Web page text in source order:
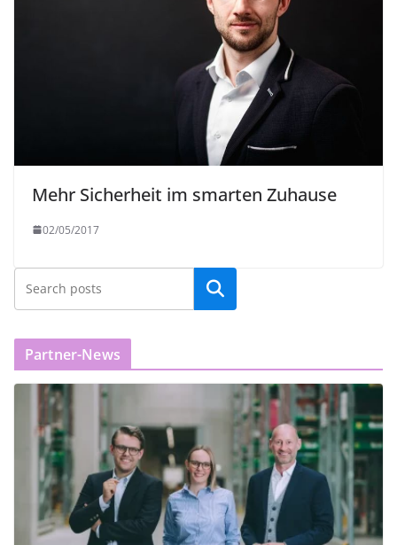
Mehr Sicherheit im smarten Zuhause
02/05/2017
Partner-News